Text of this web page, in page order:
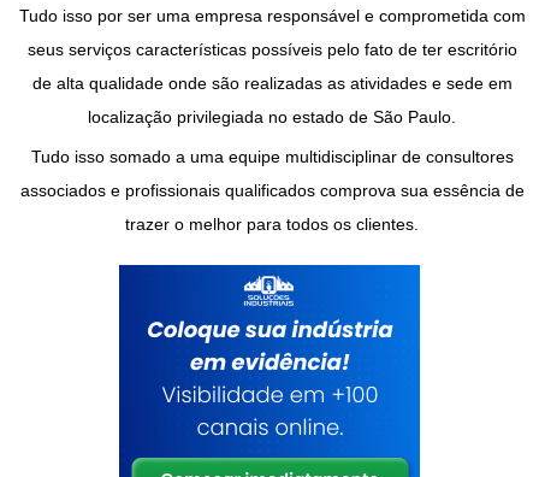
Tudo isso por ser uma empresa responsável e comprometida com
seus serviços características possíveis pelo fato de ter escritório
de alta qualidade onde são realizadas as atividades e sede em
localização privilegiada no estado de São Paulo.
Tudo isso somado a uma equipe multidisciplinar de consultores
associados e profissionais qualificados comprova sua essência de
trazer o melhor para todos os clientes.